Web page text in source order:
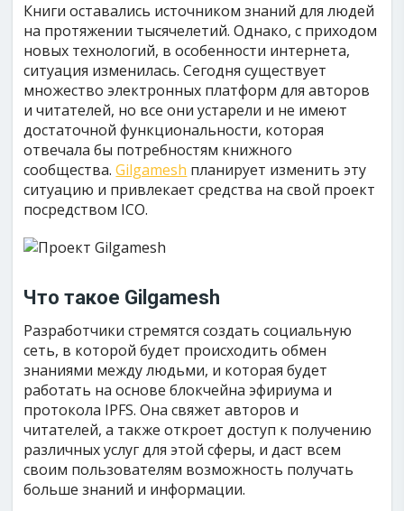
Книги оставались источником знаний для людей
на протяжении тысячелетий. Однако, с приходом
новых технологий, в особенности интернета,
ситуация изменилась. Сегодня существует
множество электронных платформ для авторов
и читателей, но все они устарели и не имеют
достаточной функциональности, которая
отвечала бы потребностям книжного
сообщества.Gilgamesh планирует изменить эту
ситуацию и привлекает средства на свой проект
посредством ICO.
Что такое Gilgamesh
Разработчики стремятся создать социальную
сеть, в которой будет происходить обмен
знаниями между людьми, и которая будет
работать на основе блокчейна эфириума и
протокола IPFS. Она свяжет авторов и
читателей, а также откроет доступ к получению
различных услуг для этой сферы, и даст всем
своим пользователям возможность получать
больше знаний и информации.